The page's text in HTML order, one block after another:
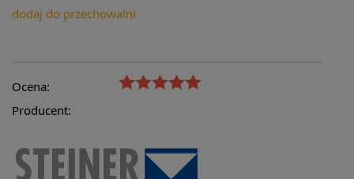
dodaj do przechowalni
Ocena:
Producent: